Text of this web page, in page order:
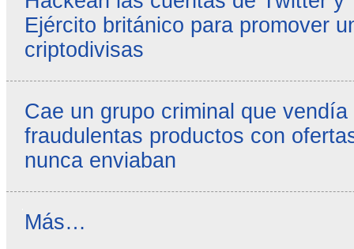
Ejército británico para promover
criptodivisas
Cae un grupo criminal que
fraudulentas productos con
nunca enviaban
Reseñas
Más…